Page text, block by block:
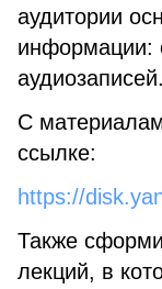
аудитории
информации:
аудиозаписей.
С
ссылке:
https://
Также
лекций, в